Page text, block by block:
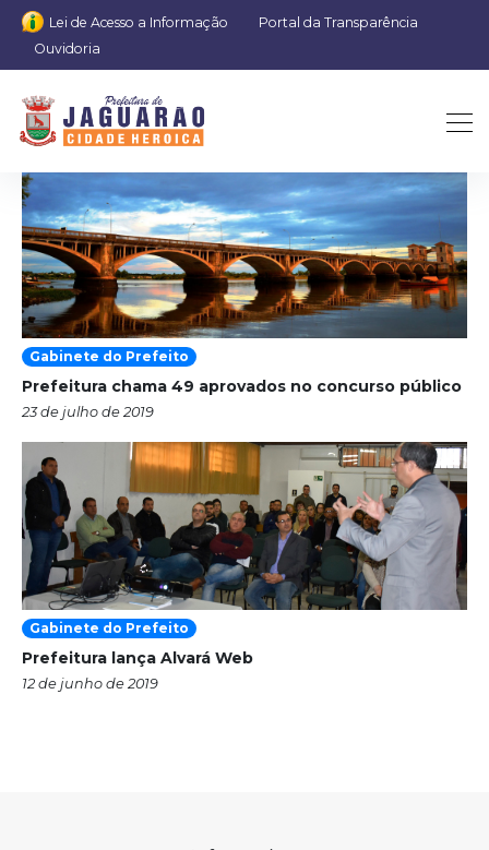
Lei de Acesso a Informação
Portal da Transparência
Ouvidoria
Categoria:Jaguarão
Digital
Gabinete do Prefeito
Prefeitura chama 49 aprovados no concurso público
23 de julho de 2019
Gabinete do Prefeito
Prefeitura lança Alvará Web
12 de junho de 2019